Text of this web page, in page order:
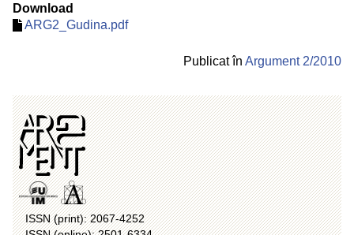
Download
ARG2_Gudina.pdf
Publicat în Argument 2/2010
ISSN (print): 2067-4252